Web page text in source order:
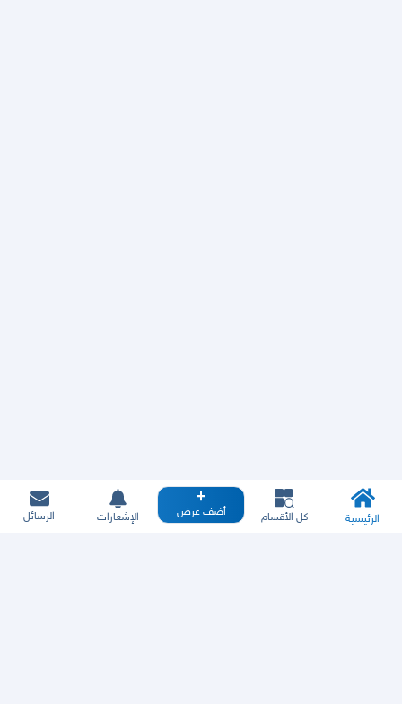
الرئيسية كل الأقسام أضف عرض الإشعارات الرسائل